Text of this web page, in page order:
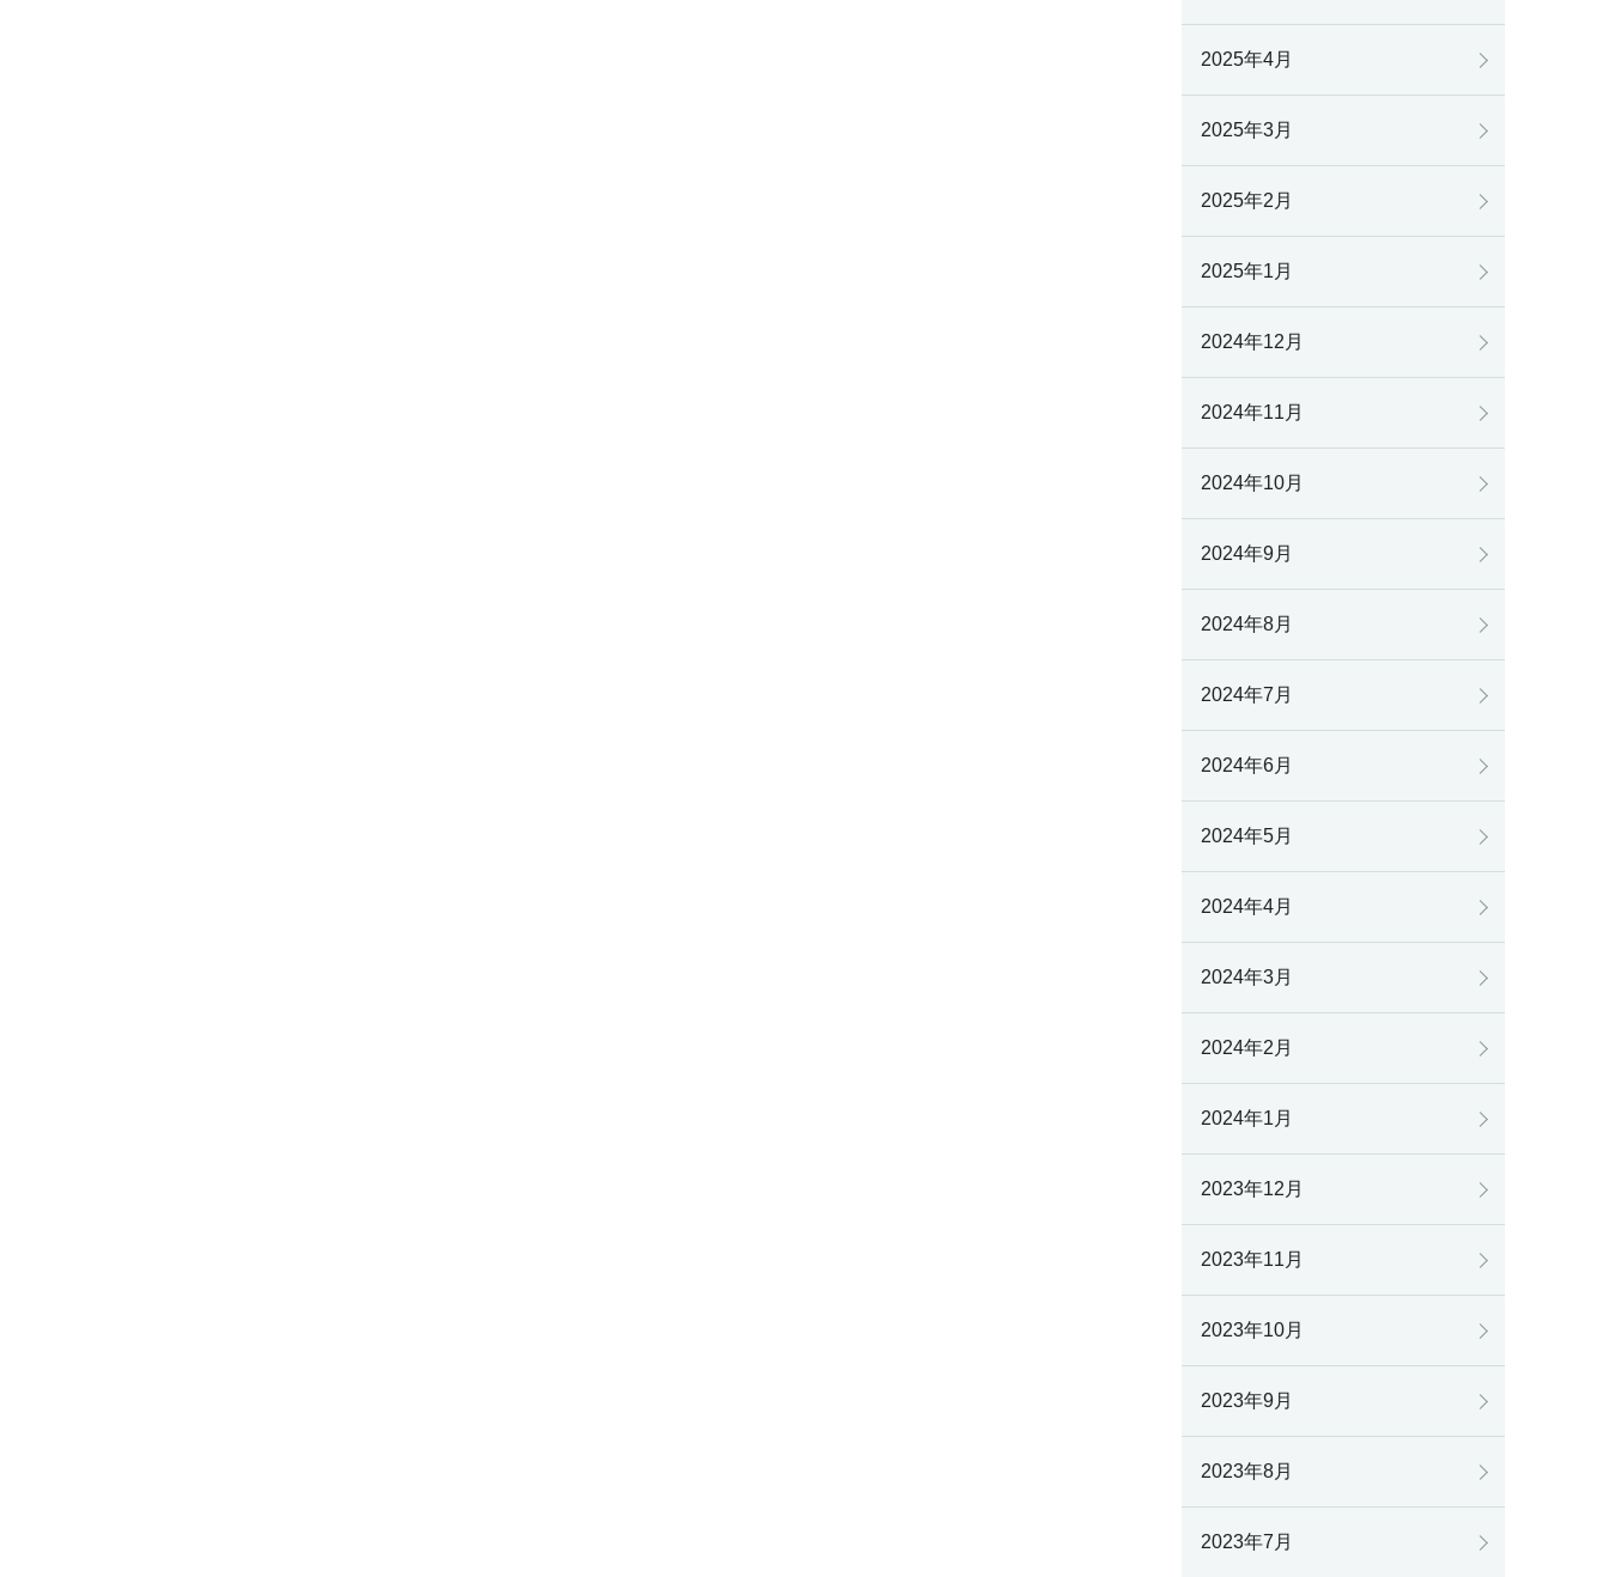
2025年4月
2025年3月
2025年2月
2025年1月
2024年12月
2024年11月
2024年10月
2024年9月
2024年8月
2024年7月
2024年6月
2024年5月
2024年4月
2024年3月
2024年2月
2024年1月
2023年12月
2023年11月
2023年10月
2023年9月
2023年8月
2023年7月